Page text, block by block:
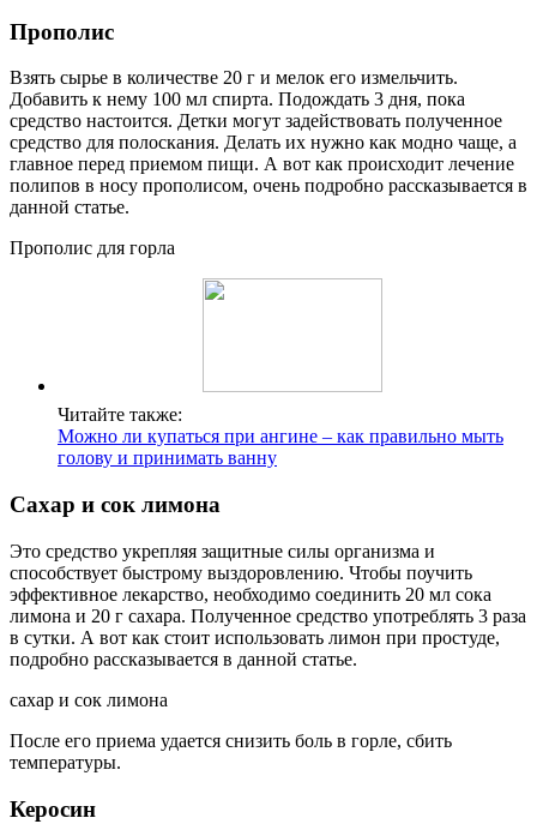
Прополис
Взять сырье в количестве 20 г и мелок его измельчить.
Добавить к нему 100 мл спирта. Подождать 3 дня, пока
средство настоится. Детки могут задействовать полученное
средство для полоскания. Делать их нужно как модно чаще, а
главное перед приемом пищи. А вот как происходит лечение
полипов в носу прополисом, очень подробно рассказывается в
данной статье.
Прополис для горла
Читайте также:
Можно ли купаться при ангине – как правильно мыть
голову и принимать ванну
Сахар и сок лимона
Это средство укрепляя защитные силы организма и
способствует быстрому выздоровлению. Чтобы поучить
эффективное лекарство, необходимо соединить 20 мл сока
лимона и 20 г сахара. Полученное средство употреблять 3 раза
в сутки. А вот как стоит использовать лимон при простуде,
подробно рассказывается в данной статье.
сахар и сок лимона
После его приема удается снизить боль в горле, сбить
температуры.
Керосин